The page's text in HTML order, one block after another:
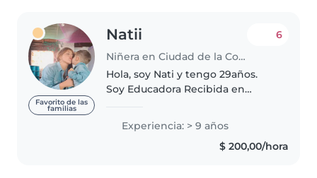
Favorito de las
familias
Natii
Niñera en Ciudad de la Costa
6
Hola, soy Nati y tengo 29años.
Soy Educadora Recibida en
de la costa, en el balneario
Lomas de solymar. Vivo con mi
hijo Valentino y también con
Experiencia: > 9 años
$ 200,00/hora